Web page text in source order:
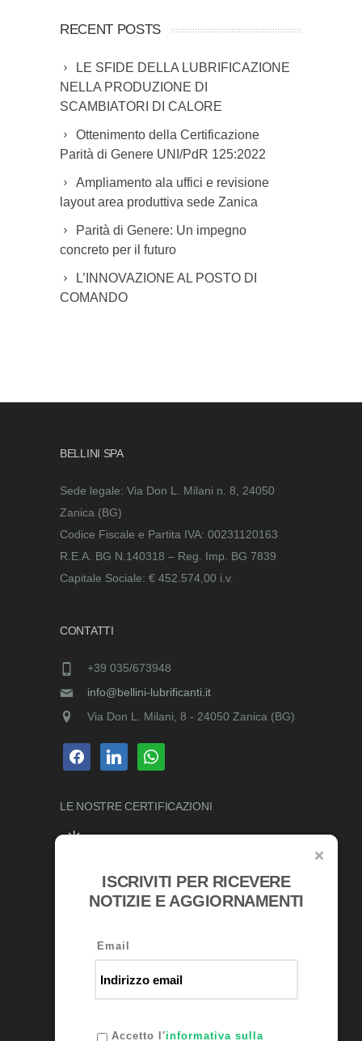
RECENT POSTS
LE SFIDE DELLA LUBRIFICAZIONE
NELLA PRODUZIONE DI
SCAMBIATORI DI CALORE
Ottenimento della Certificazione
Parità di Genere UNI/PdR 125:2022
Ampliamento ala uffici e revisione
layout area produttiva sede Zanica
Parità di Genere: Un impegno
concreto per il futuro
L’INNOVAZIONE AL POSTO DI
COMANDO
BELLINI SPA
Sede legale: Via Don L. Milani n. 8, 24050
Zanica (BG)
Codice Fiscale e Partita IVA: 00231120163
R.E.A. BG N.140318 – Reg. Imp. BG 7839
Capitale Sociale: € 452.574,00 i.v.
CONTATTI
+39 035/673948
info@bellini-lubrificanti.it
Via Don L. Milani, 8 - 24050 Zanica (BG)
facebooklinkedin whatsapp
LE NOSTRECERTIFICAZIONI
RICONOSCIMENTI
ISCRIVITI PER RICEVERE
NOTIZIE E AGGIORNAMENTI
Email
Accetto l'informativa sulla